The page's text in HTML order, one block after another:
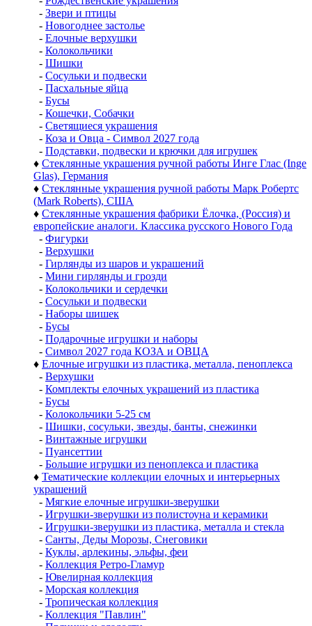
- Звери и птицы
- Новогоднее застолье
- Елочные верхушки
- Колокольчики
- Шишки
- Сосульки и подвески
- Пасхальные яйца
- Бусы
- Кошечки, Собачки
- Светящиеся украшения
- Коза и Овца - Символ 2027 года
- Подставки, подвески и крючки для игрушек
♦ Стеклянные украшения ручной работы Инге Глас (Inge
Glas), Германия
♦ Стеклянные украшения ручной работы Марк Робертс
(Mark Roberts), США
♦ Стеклянные украшения фабрики Ёлочка, (Россия) и
европейские аналоги. Классика русского Нового Года
- Фигурки
- Верхушки
- Гирлянды из шаров и украшений
- Мини гирлянды и грозди
- Колокольчики и сердечки
- Сосульки и подвески
- Наборы шишек
- Бусы
- Подарочные игрушки и наборы
- Символ 2027 года КОЗА и ОВЦА
♦ Елочные игрушки из пластика, металла, пеноплекса
- Верхушки
- Комплекты елочных украшений из пластика
- Бусы
- Колокольчики 5-25 см
- Шишки, сосульки, звезды, банты, снежинки
- Винтажные игрушки
- Пуансеттии
- Большие игрушки из пеноплекса и пластика
♦ Тематические коллекции елочных и интерьерных
украшений
- Мягкие елочные игрушки-зверушки
- Игрушки-зверушки из полистоуна и керамики
- Игрушки-зверушки из пластика, металла и стекла
- Санты, Деды Морозы, Снеговики
- Куклы, арлекины, эльфы, феи
- Коллекция Ретро-Гламур
- Ювелирная коллекция
- Морская коллекция
- Тропическая коллекция
- Коллекция "Павлин"